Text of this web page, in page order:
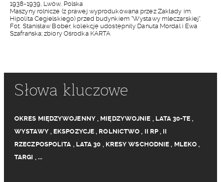
1938-1939, Lwów, Polska
Maszyny rolnicze (z prawej wyprodukowana przez Zakłady im.
Hipolita Cegielskiego) przed budynkiem "Wystawy mleczarskiej".
Fot. Stanisław Bober, kolekcję udostępniły Danuta Mordal i Ewa
Szafrańska; zbiory Ośrodka KARTA
Słowa kluczowe
OKRES MIĘDZYWOJENNY, MIĘDZYWOJNIE , LATA 30-TE,
WYSTAWY, EKSPOZYCJE , ROLNICTWO , II RP , II
RZECZPOSPOLITA , LATA 30 , KRESY WSCHODNIE , MLEKO ,
TARGI , ...